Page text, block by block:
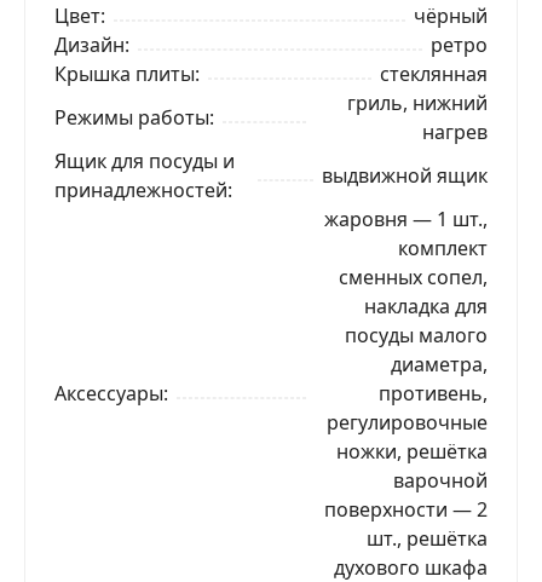
Цвет
чёрный
Дизайн
ретро
Крышка плиты
стеклянная
Режимы работы
гриль, нижний
нагрев
Ящик для посуды и
принадлежностей
выдвижной ящик
Аксессуары
жаровня — 1 шт.,
комплект
сменных сопел,
накладка для
посуды малого
диаметра,
противень,
регулировочные
ножки, решётка
варочной
поверхности — 2
шт., решётка
духового шкафа